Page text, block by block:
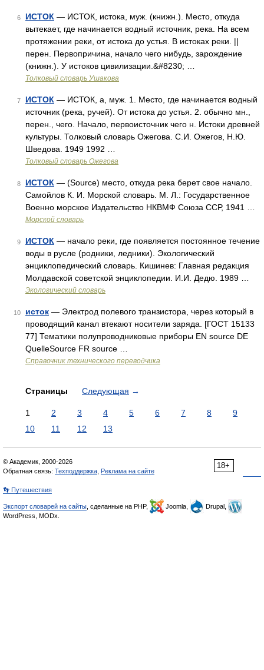
6 ИСТОК — ИСТОК, истока, муж. (книжн.). Место, откуда
вытекает, где начинается водный источник, река. На всем
протяжении реки, от истока до устья. В истоках реки. ||
перен. Первопричина, начало чего нибудь, зарождение
(книжн.). У истоков цивилизации.&#8230; …
Толковый словарь Ушакова
7 ИСТОК — ИСТОК, а, муж. 1. Место, где начинается водный
источник (река, ручей). От истока до устья. 2. обычно мн.,
перен., чего. Начало, первоисточник чего н. Истоки древней
культуры. Толковый словарь Ожегова. С.И. Ожегов, Н.Ю.
Шведова. 1949 1992 …
Толковый словарь Ожегова
8 ИСТОК — (Source) место, откуда река берет свое начало.
Самойлов К. И. Морской словарь. М. Л.: Государственное
Военно морское Издательство НКВМФ Союза ССР, 1941 …
Морской словарь
9 ИСТОК — начало реки, где появляется постоянное течение
воды в русле (родники, ледники). Экологический
энциклопедический словарь. Кишинев: Главная редакция
Молдавской советской энциклопедии. И.И. Дедю. 1989 …
Экологический словарь
10 исток — Электрод полевого транзистора, через который в
проводящий канал втекают носители заряда. [ГОСТ 15133
77] Тематики полупроводниковые приборы EN source DE
QuelleSource FR source …
Справочник технического переводчика
Страницы Следующая →
1 2 3 4 5 6 7 8
9
10
11 12 13
18+
© Академик, 2000-2026
Обратная связь: Техподдержка Реклама на сайте
👣 Путешествия
Экспорт словарей на сайты , сделанные на PHP, Joomla,
Drupal,
WordPress, MODx.